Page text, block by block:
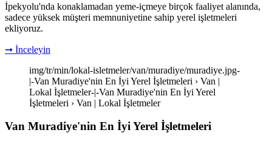
İpekyolu'nda konaklamadan yeme-içmeye birçok faaliyet alanında,
sadece yüksek müşteri memnuniyetine sahip yerel işletmeleri
ekliyoruz.
➞ İnceleyin
img/tr/min/lokal-isletmeler/van/muradiye/muradiye.jpg-
|-Van Muradiye'nin En İyi Yerel İşletmeleri › Van |
Lokal İşletmeler-|-Van Muradiye'nin En İyi Yerel
İşletmeleri › Van | Lokal İşletmeler
Van Muradiye'nin En İyi Yerel İşletmeleri